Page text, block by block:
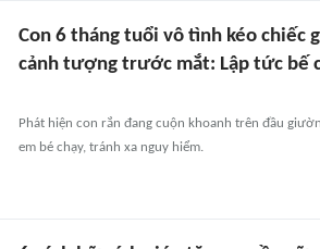
Con 6 tháng tuổi vô tình kéo chiếc
cảnh tượng trước mắt: Lập tức bế
Phát hiện con rắn đang cuộn khoanh trên đầu
em bé chạy, tránh xa nguy hiểm.